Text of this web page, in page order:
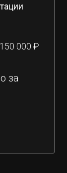
000 ₽
за